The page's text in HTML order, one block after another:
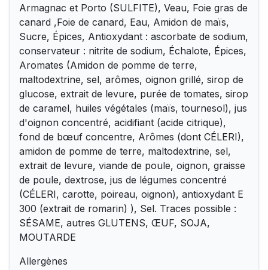
Armagnac et Porto (SULFITE), Veau, Foie gras de
canard ,Foie de canard, Eau, Amidon de maïs,
Sucre, Épices, Antioxydant : ascorbate de sodium,
conservateur : nitrite de sodium, Échalote, Épices,
Aromates (Amidon de pomme de terre,
maltodextrine, sel, arômes, oignon grillé, sirop de
glucose, extrait de levure, purée de tomates, sirop
de caramel, huiles végétales (maïs, tournesol), jus
d'oignon concentré, acidifiant (acide citrique),
fond de bœuf concentre, Arômes (dont CÉLERI),
amidon de pomme de terre, maltodextrine, sel,
extrait de levure, viande de poule, oignon, graisse
de poule, dextrose, jus de légumes concentré
(CÉLERI, carotte, poireau, oignon), antioxydant E
300 (extrait de romarin) ), Sel. Traces possible :
SÉSAME, autres GLUTENS, ŒUF, SOJA,
MOUTARDE
Allergènes